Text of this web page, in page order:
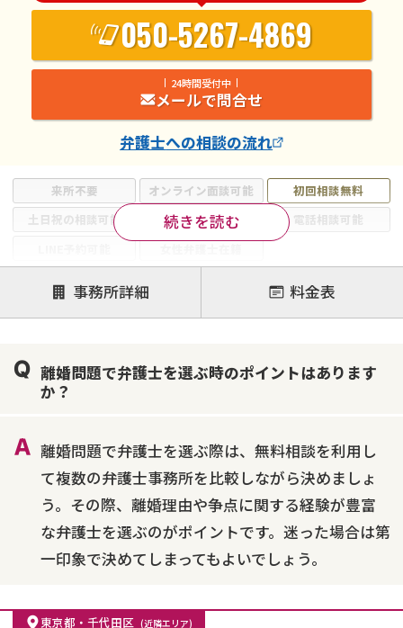
来所不要 オンライン面談可能
初回相談無料
土日祝の相談可能
19時以降電話可能
電話相談可能
注力案件
離婚前相談
離婚調停
離婚裁判
不貞・不倫慰謝料請求
国際離婚
養育費問題
財産分与
続きを読む
050-5267-4869
24時間受付中
メールで問合せ
弁護士への相談の流れ
事務所詳細 料金表
離婚問題で弁護士を選ぶ時のポイントはあります
か？
離婚問題で弁護士を選ぶ際は、無料相談を利用し
て複数の弁護士事務所を比較しながら決めましょ
う。その際、離婚理由や争点に関する経験が豊富
な弁護士を選ぶのがポイントです。迷った場合は第
一印象で決めてしまってもよいでしょう。
東京都 ・ 千代田区 (近隣エリア)